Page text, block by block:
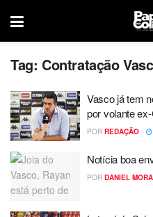
Tag: Contratação
Vasco já tem
por volante
POR REDAÇÃO
Notícia boa
POR DANIEL